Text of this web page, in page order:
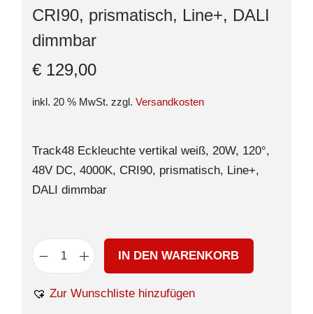
CRI90, prismatisch, Line+, DALI
dimmbar
€ 129,00
inkl. 20 % MwSt. zzgl. Versandkosten
Track48 Eckleuchte vertikal weiß, 20W, 120°,
48V DC, 4000K, CRI90, prismatisch, Line+,
DALI dimmbar
IN DEN WARENKORB
Zur Wunschliste hinzufügen